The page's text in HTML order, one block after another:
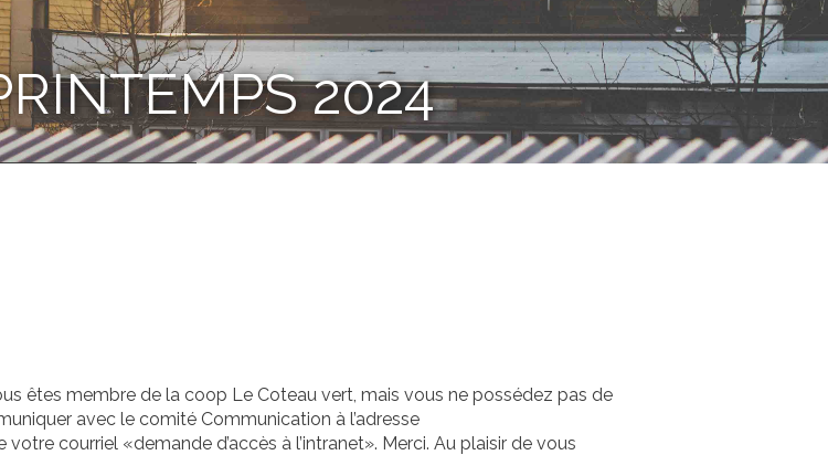
2024
êtes membre de la coop Le Coteau vert, mais vous ne possédez pas de
avec le comité Communication à l’adresse
votre courriel «demande d’accès à l’intranet». Merci. Au plaisir de vous